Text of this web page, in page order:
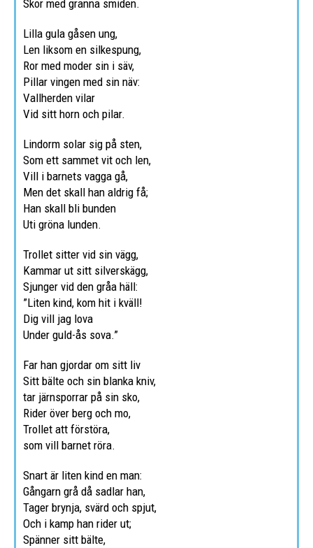
Skor med granna smiden.
Lilla gula gåsen ung,
Len liksom en silkespung,
Ror med moder sin i säv,
Pillar vingen med sin näv:
Vallherden vilar
Vid sitt horn och pilar.
Lindorm solar sig på sten,
Som ett sammet vit och len,
Vill i barnets vagga gå,
Men det skall han aldrig få;
Han skall bli bunden
Uti gröna lunden.
Trollet sitter vid sin vägg,
Kammar ut sitt silverskägg,
Sjunger vid den gråa häll:
”Liten kind, kom hit i kväll!
Dig vill jag lova
Under guld-ås sova.”
Far han gjordar om sitt liv
Sitt bälte och sin blanka kniv,
tar järnsporrar på sin sko,
Rider över berg och mo,
Trollet att förstöra,
som vill barnet röra.
Snart är liten kind en man:
Gångarn grå då sadlar han,
Tager brynja, svärd och spjut,
Och i kamp han rider ut;
Spänner sitt bälte,